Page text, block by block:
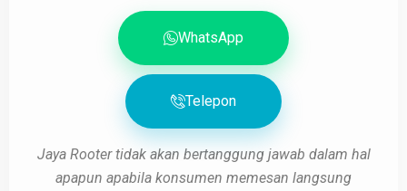
WhatsApp
Telepon
Jaya Rooter tidak akan bertanggung jawab dalam hal
apapun apabila konsumen memesan langsung